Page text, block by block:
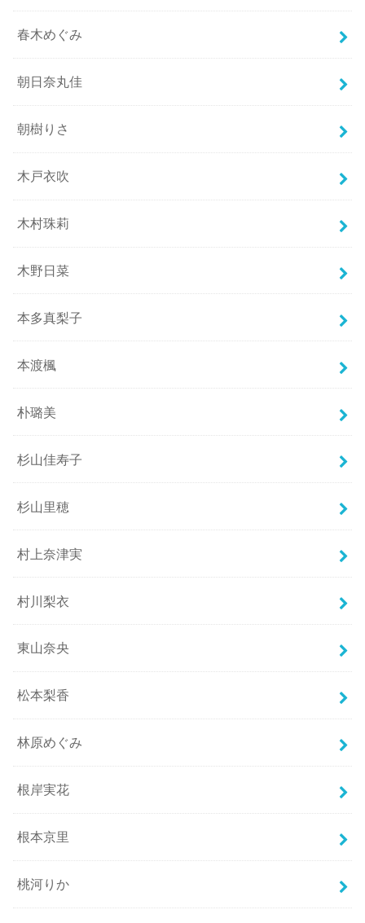
春木めぐみ
朝日奈丸佳
朝樹りさ
木戸衣吹
木村珠莉
木野日菜
本多真梨子
本渡楓
朴璐美
杉山佳寿子
杉山里穂
村上奈津実
村川梨衣
東山奈央
松本梨香
林原めぐみ
根岸実花
根本京里
桃河りか